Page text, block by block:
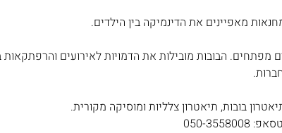
מאפיינים את הדינמיקה בין הילדים.
הבובות מובילות את הדמויות לאירועים והרפתקאות
בובות, תיאטרון צלליות ומוסיקה מקורית.